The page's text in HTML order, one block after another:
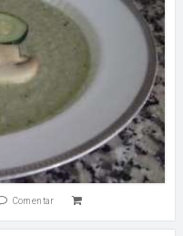
Comentar